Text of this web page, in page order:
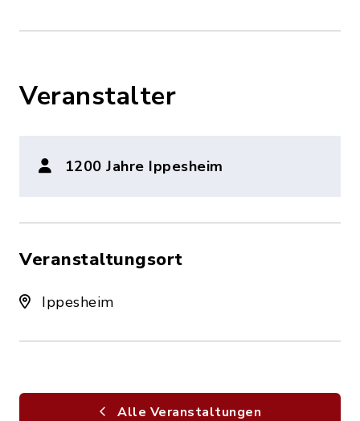
Veranstalter
1200 Jahre Ippesheim
Veranstaltungsort
Ippesheim
Alle Veranstaltungen